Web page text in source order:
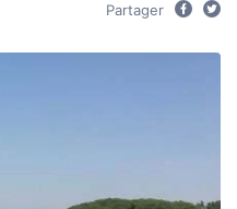
Partager